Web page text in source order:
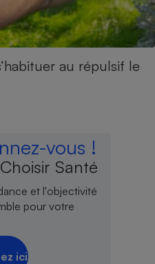
au répulsif le
vous !
Santé
et l'objectivité
pour votre
ici